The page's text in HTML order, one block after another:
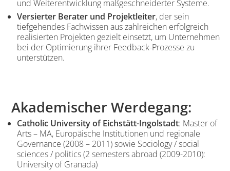
und Weiterentwicklung maßgeschneiderter Systeme.
Versierter Berater und Projektleiter, der sein
tiefgehendes Fachwissen aus zahlreichen erfolgreich
realisierten Projekten gezielt einsetzt, um Unternehmen
bei der Optimierung ihrer Feedback-Prozesse zu
unterstützen.
Akademischer Werdegang:
Catholic University of Eichstätt-Ingolstadt: Master of
Arts – MA, Europäische Institutionen und regionale
Governance (2008 – 2011) sowie Sociology / social
sciences / politics (2 semesters abroad (2009-2010):
University of Granada)